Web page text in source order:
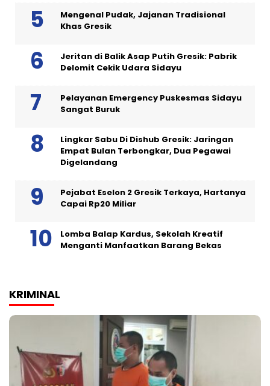
Mengenal Pudak, Jajanan Tradisional
Khas Gresik
Jeritan di Balik Asap Putih Gresik: Pabrik
Delomit Cekik Udara Sidayu
Pelayanan Emergency Puskesmas Sidayu
Sangat Buruk
Lingkar Sabu Di Dishub Gresik: Jaringan
Empat Bulan Terbongkar, Dua Pegawai
Digelandang
Pejabat Eselon 2 Gresik Terkaya, Hartanya
Capai Rp20 Miliar
Lomba Balap Kardus, Sekolah Kreatif
Menganti Manfaatkan Barang Bekas
KRIMINAL